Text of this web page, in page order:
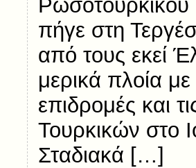
πήγε στη
από τους εκεί
μερικά πλοία με
επιδρομές και
Τουρκικών στο
Σταδιακά […]